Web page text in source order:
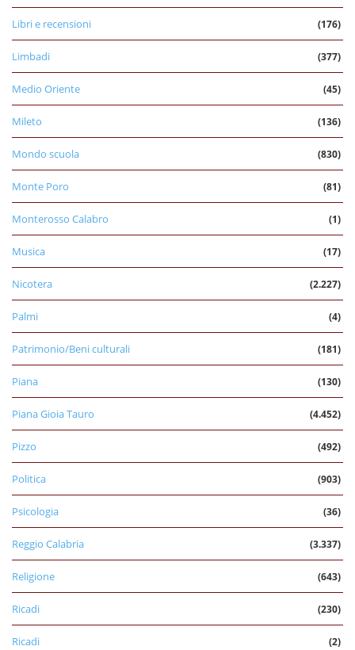
Libri e recensioni (176)
Limbadi (377)
Medio Oriente (45)
Mileto (136)
Mondo scuola (830)
Monte Poro (81)
Monterosso Calabro (1)
Musica (17)
Nicotera (2.227)
Palmi (4)
Patrimonio/Beni culturali (181)
Piana (130)
Piana Gioia Tauro (4.452)
Pizzo (492)
Politica (903)
Psicologia (36)
Reggio Calabria (3.337)
Religione (643)
Ricadi (230)
Ricadi (2)